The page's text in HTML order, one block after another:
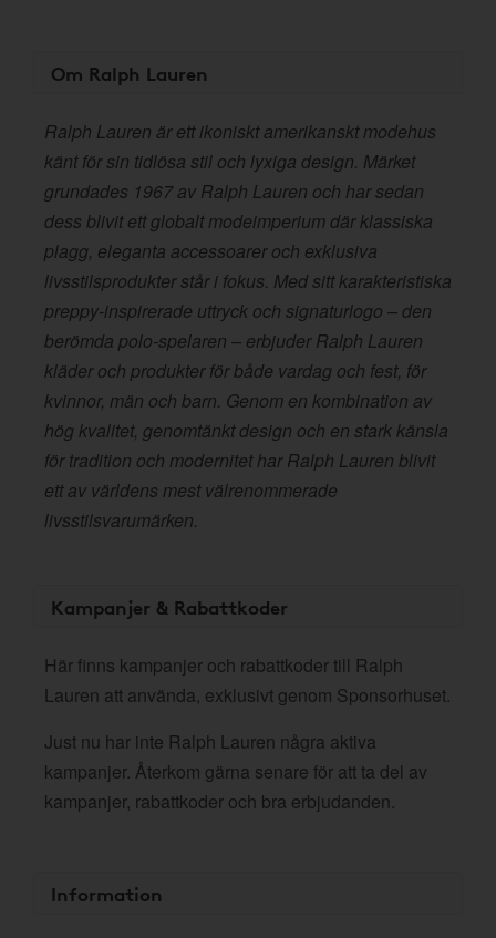
Om Ralph Lauren
Ralph Lauren är ett ikoniskt amerikanskt modehus
känt för sin tidlösa stil och lyxiga design. Märket
grundades 1967 av Ralph Lauren och har sedan
dess blivit ett globalt modeimperium där klassiska
plagg, eleganta accessoarer och exklusiva
livsstilsprodukter står i fokus. Med sitt karakteristiska
preppy-inspirerade uttryck och signaturlogo – den
berömda polo-spelaren – erbjuder Ralph Lauren
kläder och produkter för både vardag och fest, för
kvinnor, män och barn. Genom en kombination av
hög kvalitet, genomtänkt design och en stark känsla
för tradition och modernitet har Ralph Lauren blivit
ett av världens mest välrenommerade
livsstilsvarumärken.
Kampanjer & Rabattkoder
Här finns kampanjer och rabattkoder till Ralph
Lauren att använda, exklusivt genom Sponsorhuset.
Just nu har inte Ralph Lauren några aktiva
kampanjer. Återkom gärna senare för att ta del av
kampanjer, rabattkoder och bra erbjudanden.
Information